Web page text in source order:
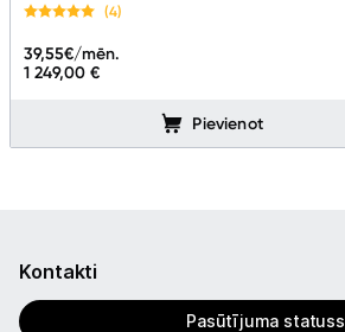
(4)
1 249,00 €
39,55€/mēn.
Pievienot
Kontakti
Pasūtījuma statuss